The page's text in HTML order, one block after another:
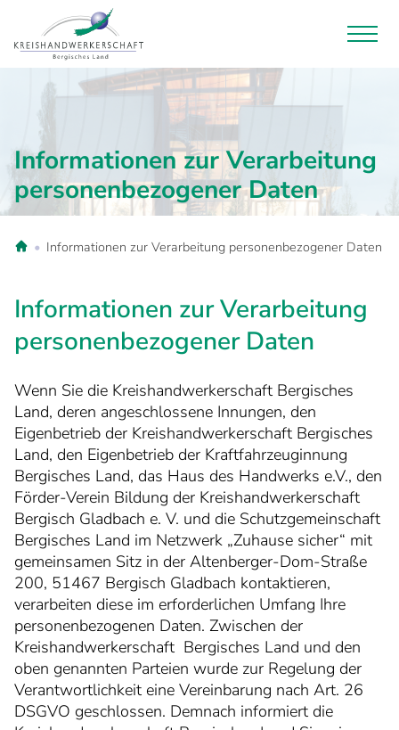
Informationen zur Verarbeitung
personenbezogener Daten
Informationen zur Verarbeitung personenbezogener Daten
Informationen zur Verarbeitung
personenbezogener Daten
Wenn Sie die Kreishandwerkerschaft Bergisches
Land, deren angeschlossene Innungen, den
Eigenbetrieb der Kreishandwerkerschaft Bergisches
Land, den Eigenbetrieb der Kraftfahrzeuginnung
Bergisches Land, das Haus des Handwerks e.V., den
Förder-Verein Bildung der Kreishandwerkerschaft
Bergisch Gladbach e. V. und die Schutzgemeinschaft
Bergisches Land im Netzwerk „Zuhause sicher“ mit
gemeinsamen Sitz in der Altenberger-Dom-Straße
200, 51467 Bergisch Gladbach kontaktieren,
verarbeiten diese im erforderlichen Umfang Ihre
personenbezogenen Daten. Zwischen der
Kreishandwerkerschaft Bergisches Land und den
oben genannten Parteien wurde zur Regelung der
Verantwortlichkeit eine Vereinbarung nach Art. 26
DSGVO geschlossen. Demnach informiert die